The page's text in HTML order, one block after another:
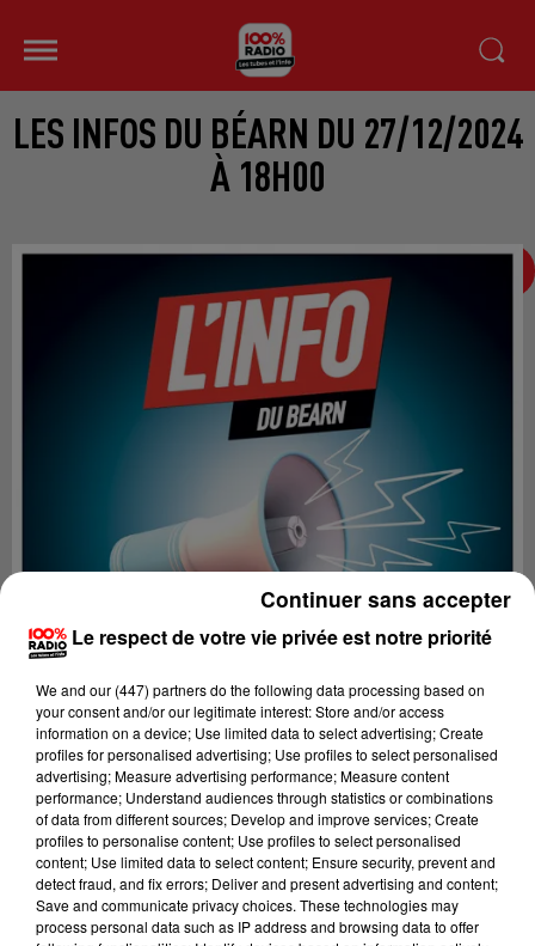
LES INFOS DU BÉARN DU 27/12/2024
À 18H00
Lecture (5 min 21 sec)
Le respect de votre vie privée est notre priorité
We and our (447) partnersdo the following data processing based on
your consent and/or our legitimate interest: Store and/or access
information on a device; Use limited data to select advertising; Create
profiles for personalised advertising; Use profiles to select personalised
advertising; Measure advertising performance; Measure content
performance; Understand audiences through statistics or combinations
of data from different sources; Develop and improve services; Create
profiles to personalise content; Use profiles to select personalised
content; Use limited data to select content; Ensure security, prevent and
detect fraud, and fix errors; Deliver and present advertising and content;
Save and communicate privacy choices. These technologies may
process personal data such as IP address and browsing data to offer
Continuer sans accepter